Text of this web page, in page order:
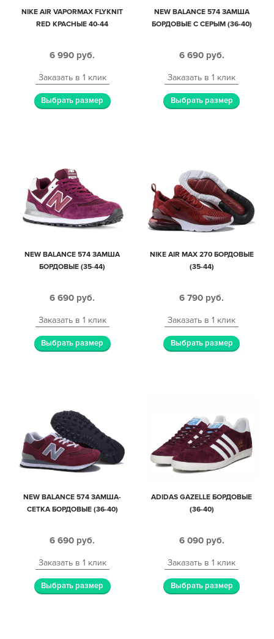
NIKE AIR VAPORMAX FLYKNIT
RED КРАСНЫЕ 40-44
6 990 руб.
Заказать в 1 клик
Выбрать размер
NEW BALANCE 574 ЗАМША
БОРДОВЫЕ С СЕРЫМ (36-40)
6 690 руб.
Заказать в 1 клик
Выбрать размер
NEW BALANCE 574 ЗАМША
БОРДОВЫЕ (35-44)
6 690 руб.
Заказать в 1 клик
Выбрать размер
NIKE AIR MAX 270 БОРДОВЫЕ
(35-44)
6 790 руб.
Заказать в 1 клик
Выбрать размер
NEW BALANCE 574 ЗАМША-
СЕТКА БОРДОВЫЕ (36-40)
6 690 руб.
Заказать в 1 клик
Выбрать размер
ADIDAS GAZELLE БОРДОВЫЕ
(36-40)
6 090 руб.
Заказать в 1 клик
Выбрать размер